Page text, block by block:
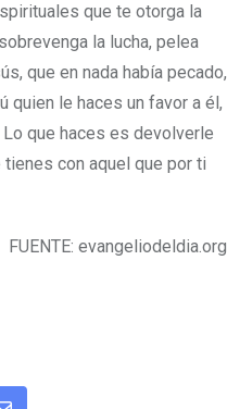
que te otorga la
la lucha, pelea
que en nada había pecado,
quien le haces un favor a él,
que haces es devolverle
con aquel que por ti
FUENTE: evangeliodeldia.org